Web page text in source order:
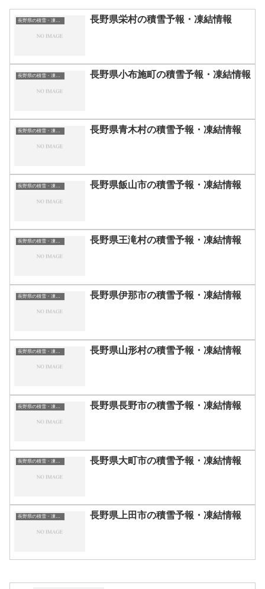
長野県の積雪・凍結情報 長野県栄村の積雪予報・凍結情報
長野県の積雪・凍結情報 長野県小布施町の積雪予報・凍結情報
長野県の積雪・凍結情報 長野県青木村の積雪予報・凍結情報
長野県の積雪・凍結情報 長野県飯山市の積雪予報・凍結情報
長野県の積雪・凍結情報 長野県王滝村の積雪予報・凍結情報
長野県伊那市の積雪予報・凍結情報
長野県山形村の積雪予報・凍結情報
長野県長野市の積雪予報・凍結情報
長野県の積雪・凍結情報 長野県大町市の積雪予報・凍結情報
長野県の積雪・凍結情報 長野県上田市の積雪予報・凍結情報